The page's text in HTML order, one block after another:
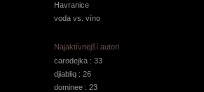
Havranice
voda vs. víno
Najaktívnejší autori
carodejka : 33
djiabliq : 26
dominee : 23